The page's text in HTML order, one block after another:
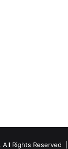
Rights Reserved |